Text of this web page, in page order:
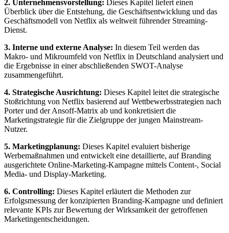
2. Unternehmensvorstellung: Dieses Kapitel liefert einen
Überblick über die Entstehung, die Geschäftsentwicklung und das
Geschäftsmodell von Netflix als weltweit führender Streaming-
Dienst.
3. Interne und externe Analyse: In diesem Teil werden das
Makro- und Mikroumfeld von Netflix in Deutschland analysiert und
die Ergebnisse in einer abschließenden SWOT-Analyse
zusammengeführt.
4. Strategische Ausrichtung: Dieses Kapitel leitet die strategische
Stoßrichtung von Netflix basierend auf Wettbewerbsstrategien nach
Porter und der Ansoff-Matrix ab und konkretisiert die
Marketingstrategie für die Zielgruppe der jungen Mainstream-
Nutzer.
5. Marketingplanung: Dieses Kapitel evaluiert bisherige
Werbemaßnahmen und entwickelt eine detaillierte, auf Branding
ausgerichtete Online-Marketing-Kampagne mittels Content-, Social
Media- und Display-Marketing.
6. Controlling: Dieses Kapitel erläutert die Methoden zur
Erfolgsmessung der konzipierten Branding-Kampagne und definiert
relevante KPIs zur Bewertung der Wirksamkeit der getroffenen
Marketingentscheidungen.